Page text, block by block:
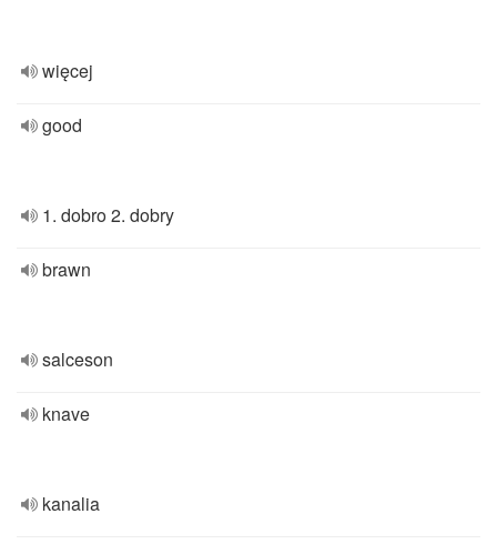
więcej
good
1. dobro 2. dobry
brawn
salceson
knave
kanalia